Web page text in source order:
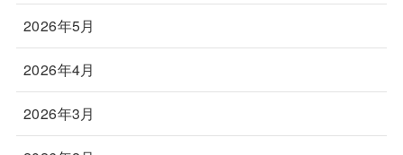
2026年5月
2026年4月
2026年3月